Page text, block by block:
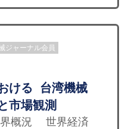
ジャーナル会員
ける 台湾機械
市場観測
界概況 世界経済